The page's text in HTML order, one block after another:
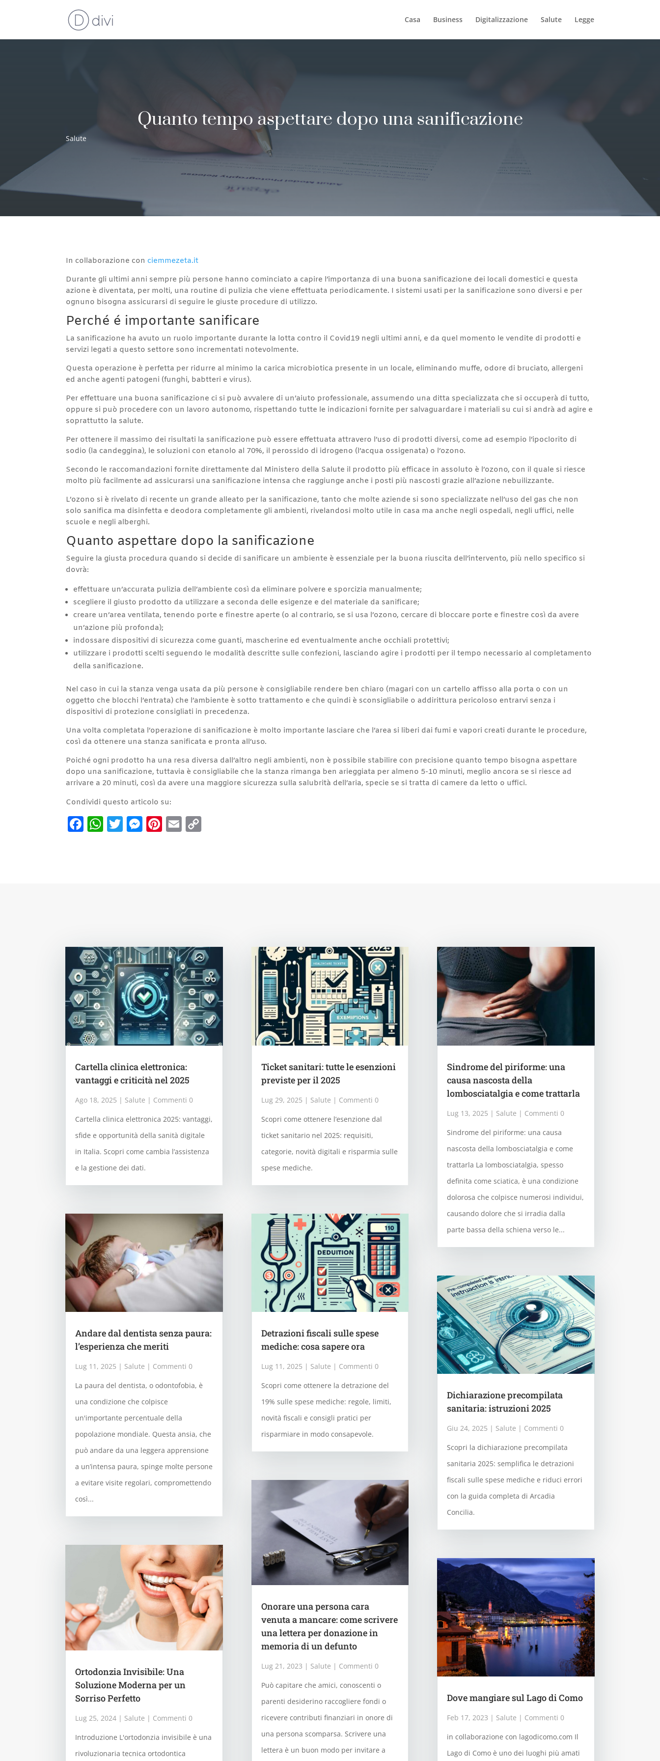
Casa Business Digitalizzazione Salute Legge
Quanto tempo aspettare dopo una sanificazione
Salute
In collaborazione con ciemmezeta.it
Durante gli ultimi anni sempre più persone hanno cominciato a capire l’importanza di una buona sanificazione dei locali domestici e questa
azione è diventata, per molti, una routine di pulizia che viene effettuata periodicamente. I sistemi usati per la sanificazione sono diversi e per
ognuno bisogna assicurarsi di seguire le giuste procedure di utilizzo.
Perché é importante sanificare
La sanificazione ha avuto un ruolo importante durante la lotta contro il Covid19 negli ultimi anni, e da quel momento le vendite di prodotti e
servizi legati a questo settore sono incrementati notevolmente.
Questa operazione è perfetta per ridurre al minimo la carica microbiotica presente in un locale, eliminando muffe, odore di bruciato, allergeni
ed anche agenti patogeni (funghi, babtteri e virus).
Per effettuare una buona sanificazione ci si può avvalere di un’aiuto professionale, assumendo una ditta specializzata che si occuperà di tutto,
oppure si può procedere con un lavoro autonomo, rispettando tutte le indicazioni fornite per salvaguardare i materiali su cui si andrà ad agire e
soprattutto la salute.
Per ottenere il massimo dei risultati la sanificazione può essere effettuata attravero l’uso di prodotti diversi, come ad esempio l’ipoclorito di
sodio (la candeggina), le soluzioni con etanolo al 70%, il perossido di idrogeno (l’acqua ossigenata) o l’ozono.
Secondo le raccomandazioni fornite direttamente dal Ministero della Salute il prodotto più efficace in assoluto è l’ozono, con il quale si riesce
molto più facilmente ad assicurarsi una sanificazione intensa che raggiunge anche i posti più nascosti grazie all’azione nebuilizzante.
L’ozono si è rivelato di recente un grande alleato per la sanificazione, tanto che molte aziende si sono specializzate nell’uso del gas che non
solo sanifica ma disinfetta e deodora completamente gli ambienti, rivelandosi molto utile in casa ma anche negli ospedali, negli uffici, nelle
scuole e negli alberghi.
Quanto aspettare dopo la sanificazione
Seguire la giusta procedura quando si decide di sanificare un ambiente è essenziale per la buona riuscita dell’intervento, più nello specifico si
dovrà:
effettuare un’accurata pulizia dell’ambiente così da eliminare polvere e sporcizia manualmente;
scegliere il giusto prodotto da utilizzare a seconda delle esigenze e del materiale da sanificare;
creare un’area ventilata, tenendo porte e finestre aperte (o al contrario, se si usa l’ozono, cercare di bloccare porte e finestre così da avere
un’azione più profonda);
indossare dispositivi di sicurezza come guanti, mascherine ed eventualmente anche occhiali protettivi;
utilizzare i prodotti scelti seguendo le modalità descritte sulle confezioni, lasciando agire i prodotti per il tempo necessario al completamento
della sanificazione.
Nel caso in cui la stanza venga usata da più persone è consigliabile rendere ben chiaro (magari con un cartello affisso alla porta o con un
oggetto che blocchi l’entrata) che l’ambiente è sotto trattamento e che quindi è sconsigliabile o addirittura pericoloso entrarvi senza i
dispositivi di protezione consigliati in precedenza.
Una volta completata l’operazione di sanificazione è molto importante lasciare che l’area si liberi dai fumi e vapori creati durante le procedure,
così da ottenere una stanza sanificata e pronta all’uso.
Poiché ogni prodotto ha una resa diversa dall’altro negli ambienti, non è possibile stabilire con precisione quanto tempo bisogna aspettare
dopo una sanificazione, tuttavia è consigliabile che la stanza rimanga ben arieggiata per almeno 5-10 minuti, meglio ancora se si riesce ad
arrivare a 20 minuti, così da avere una maggiore sicurezza sulla salubrità dell’aria, specie se si tratta di camere da letto o uffici.
Condividi questo articolo su:
Facebook
WhatsApp
Twitter
Messenger
Pinterest
Email
Cartella clinica elettronica:
vantaggi e criticità nel 2025
Ago 18, 2025 | Salute | Commenti 0
Cartella clinica elettronica 2025: vantaggi,
sfide e opportunità della sanità digitale
in Italia. Scopri come cambia l’assistenza
e la gestione dei dati.
Andare dal dentista senza paura:
l’esperienza che meriti
Lug 11, 2025 | Salute | Commenti 0
La paura del dentista, o odontofobia, è
una condizione che colpisce
un'importante percentuale della
popolazione mondiale. Questa ansia, che
può andare da una leggera apprensione
a un’intensa paura, spinge molte persone
a evitare visite regolari, compromettendo
così...
Ortodonzia Invisibile: Una
Soluzione Moderna per un
Sorriso Perfetto
Lug 25, 2024 | Salute | Commenti 0
Introduzione L'ortodonzia invisibile è una
rivoluzionaria tecnica ortodontica
Ticket sanitari: tutte le esenzioni
previste per il 2025
Lug 29, 2025 | Salute | Commenti 0
Scopri come ottenere l’esenzione dal
ticket sanitario nel 2025: requisiti,
categorie, novità digitali e risparmia sulle
spese mediche.
Detrazioni fiscali sulle spese
mediche: cosa sapere ora
Lug 11, 2025 | Salute | Commenti 0
Scopri come ottenere la detrazione del
19% sulle spese mediche: regole, limiti,
novità fiscali e consigli pratici per
risparmiare in modo consapevole.
Onorare una persona cara
venuta a mancare: come scrivere
una lettera per donazione in
memoria di un defunto
Lug 21, 2023 | Salute | Commenti 0
Può capitare che amici, conoscenti o
parenti desiderino raccogliere fondi o
ricevere contributi finanziari in onore di
una persona scomparsa. Scrivere una
lettera è un buon modo per invitare a
Sindrome del piriforme: una
causa nascosta della
lombosciatalgia e come trattarla
Lug 13, 2025 | Salute | Commenti 0
Sindrome del piriforme: una causa
nascosta della lombosciatalgia e come
trattarla La lombosciatalgia, spesso
definita come sciatica, è una condizione
dolorosa che colpisce numerosi individui,
causando dolore che si irradia dalla
parte bassa della schiena verso le...
Dichiarazione precompilata
sanitaria: istruzioni 2025
Giu 24, 2025 | Salute | Commenti 0
Scopri la dichiarazione precompilata
sanitaria 2025: semplifica le detrazioni
fiscali sulle spese mediche e riduci errori
con la guida completa di Arcadia
Concilia.
Dove mangiare sul Lago di Como
Feb 17, 2023 | Salute | Commenti 0
in collaborazione con lagodicomo.com Il
Lago di Como è uno dei luoghi più amati